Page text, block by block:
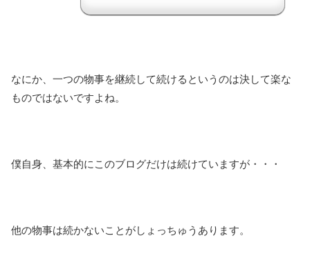
なにか、一つの物事を継続して続けるというのは決して楽な
ものではないですよね。
僕自身、基本的にこのブログだけは続けていますが・・・
他の物事は続かないことがしょっちゅうあります。